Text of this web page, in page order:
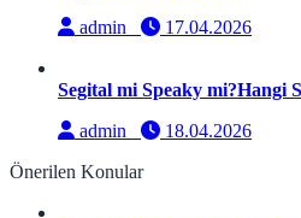
admin
17.04.2026
Segital mi Speaky mi?Hangi
admin
18.04.2026
Önerilen Konular